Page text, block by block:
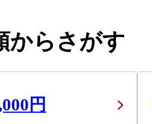
からさがす
円